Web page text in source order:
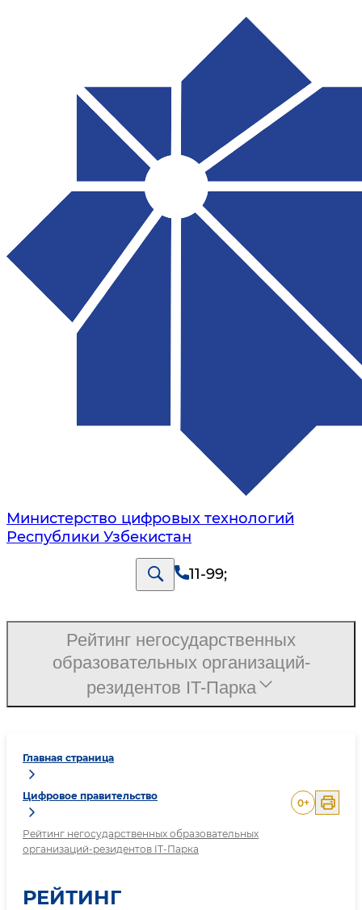
Министерство цифровых технологий
Республики Узбекистан
11-99;
Главная страница
Цифровое правительство
Рейтинг негосударственных образовательных
организаций-резидентов IT-Парка
0+
РЕЙТИНГ
Рейтинг негосударственных
образовательных организаций-
резидентов IT-Парка